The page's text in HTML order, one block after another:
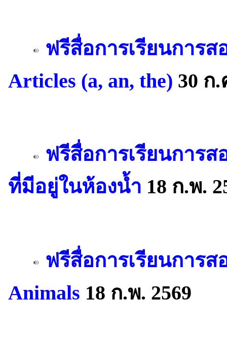
ฟรีสื่อการเรียนการส
Articles (a, an, the) 30 ก.
ฟรีสื่อการเรียนการ
ที่มีอยู่ในห้องน้ำ 18 ก.พ.
ฟรีสื่อการเรียนการส
Animals 18 ก.พ. 2569